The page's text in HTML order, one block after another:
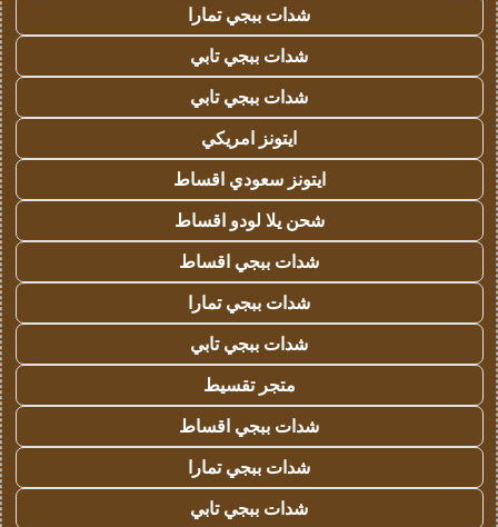
شدات ببجي تمارا
شدات ببجي تابي
شدات ببجي تابي
ايتونز امريكي
ايتونز سعودي اقساط
شحن يلا لودو اقساط
شدات ببجي اقساط
شدات ببجي تمارا
شدات ببجي تابي
متجر تقسيط
شدات ببجي اقساط
شدات ببجي تمارا
شدات ببجي تابي